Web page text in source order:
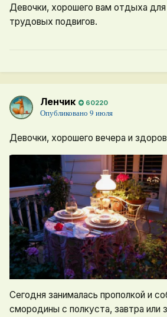
Девочки, хорошего вам отдыха
трудовых подвигов.
Ленчик 60220
Опубликовано 9 июля
Девочки, хорошего вечера и
Сегодня занималась прополкой и
смородины с полкуста, завтра или